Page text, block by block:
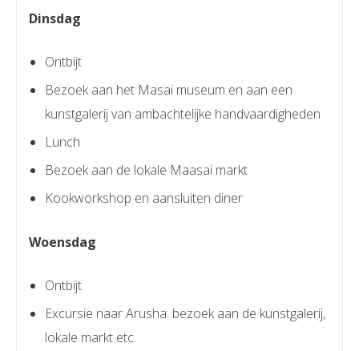
Dinsdag
Ontbijt
Bezoek aan het Masai museum en aan een
kunstgalerij van ambachtelijke handvaardigheden
Lunch
Bezoek aan de lokale Maasai markt
Kookworkshop en aansluiten diner
Woensdag
Ontbijt
Excursie naar Arusha: bezoek aan de kunstgalerij,
lokale markt etc.